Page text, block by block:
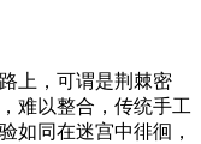
上，可谓是荆棘密
难以整合，传统手工
如同在迷宫中徘徊，